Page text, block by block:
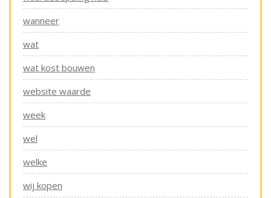
wanneer
wat
wat kost bouwen
website waarde
week
wel
welke
wij kopen